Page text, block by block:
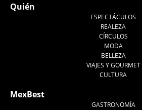
Quién
ESPECTÁCULOS
REALEZA
CÍRCULOS
MODA
BELLEZA
VIAJES Y GOURMET
CULTURA
MexBest
GASTRONOMÍA